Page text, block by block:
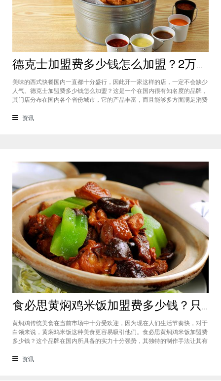
德克士加盟费多少钱怎么加盟？2万加盟费加盟更轻松
美味的西式快餐国内一直都十分盛行，因此开一家这样的店，一定不会缺少
人气。德克士加盟费多少钱怎么加盟？这是一个在国内很有知名度的品牌，
其门店分布在国内各个省份城市，它的产品丰富，而且能够多方面满足消费
少钱呢，下面就一起来了解下吧。德克士加盟费多少钱？该品牌所需要的费
资讯
食必思黄焖鸡米饭加盟费多少钱？只需2万加盟费的好品牌快来报名
黄焖鸡传统美食在当前市场中十分受欢迎，因为现在人们生活节奏快，对于
白领来说，黄焖鸡米饭这种美食更容易吸引他们。食必思黄焖鸡米饭加盟费
多少钱？这个品牌在国内所具备的实力十分强势，其独特的制作手法让其有
元，投资门槛十非常的低。食必思黄焖鸡米饭加盟费多少钱？该品牌的加盟
资讯